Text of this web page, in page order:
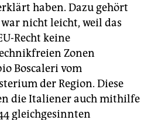
haben. Dazu gehört
war nicht leicht, weil das
Recht keine
Zonen
Boscaleri vom
der Region. Diese
die Italiener auch mithilfe
gleichgesinnten